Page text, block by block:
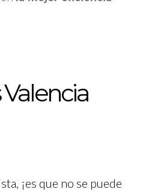
¡es que no se puede